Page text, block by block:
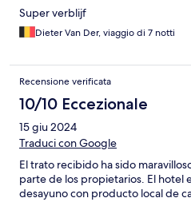
Super verblijf
Dieter Van Der, viaggio di 7 notti
Recensione verificata
10/10 Eccezionale
15 giu 2024
Traduci con Google
El trato recibido ha sido
parte de los propietarios. El hotel
desayuno con producto local de